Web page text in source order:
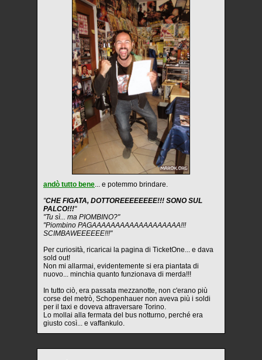
andò tutto bene... e potemmo brindare.
"CHE FIGATA, DOTTOREEEEEEEE!!! SONO SUL
PALCO!!!"
"Tu sì... ma PIOMBINO?"
"Piombino PAGAAAAAAAAAAAAAAAAAAA!!!
SCIMBAWEEEEEE!!!"
Per curiosità, ricaricai la pagina di TicketOne... e dava
sold out!
Non mi allarmai, evidentemente si era piantata di
nuovo... minchia quanto funzionava di merda!!!
In tutto ciò, era passata mezzanotte, non c'erano più
corse del metrò, Schopenhauer non aveva più i soldi
per il taxi e doveva attraversare Torino.
Lo mollai alla fermata del bus notturno, perché era
giusto così... e vaffankulo.